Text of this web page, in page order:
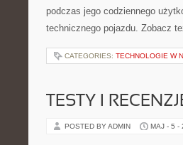
podczas jego codziennego
technicznego pojazdu. Zobacz
CATEGORIES: TECHNOLOGIE W
TESTY I
POSTED BY ADMIN MAJ - 5 -